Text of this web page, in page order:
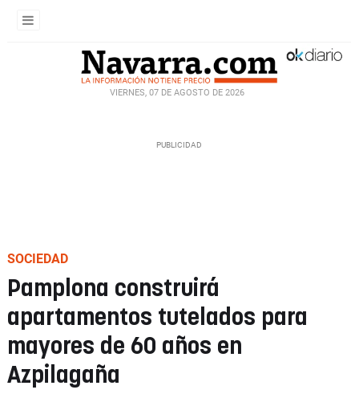
VIERNES, 07 DE AGOSTO DE 2026
SOCIEDAD
Pamplona construirá
apartamentos tutelados para
mayores de 60 años en
Azpilagaña